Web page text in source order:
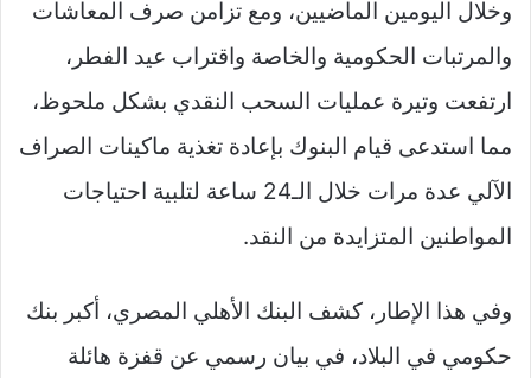
وخلال اليومين الماضيين، ومع تزامن صرف المعاشات
والمرتبات الحكومية والخاصة واقتراب عيد الفطر،
ارتفعت وتيرة عمليات السحب النقدي بشكل ملحوظ،
مما استدعى قيام البنوك بإعادة تغذية ماكينات الصراف
الآلي عدة مرات خلال الـ24 ساعة لتلبية احتياجات
المواطنين المتزايدة من النقد.
وفي هذا الإطار، كشف البنك الأهلي المصري، أكبر بنك
حكومي في البلاد، في بيان رسمي عن قفزة هائلة